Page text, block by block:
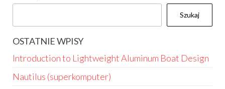
Szukaj
OSTATNIE WPISY
Introduction to Lightweight Aluminum Boat Design
Nautilus (superkomputer)